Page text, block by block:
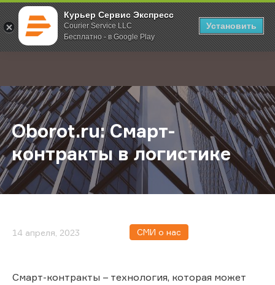
Курьер Сервис Экспресс
Courier Service LLC
Бесплатно - в Google Play
Установить
; Главная О компании Новости Oborot.ru: Смарт-контракты в
Oborot.ru: Смарт-
контракты в логистике
14 апреля, 2023 СМИ о нас
Смарт-контракты – технология, которая может